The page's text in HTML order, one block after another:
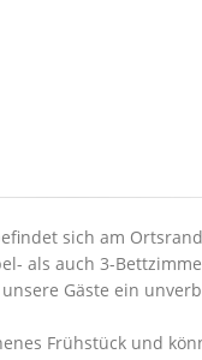
sich am
als auch 3-
Gäste ein
Frühstück und